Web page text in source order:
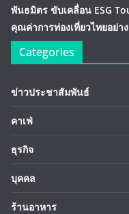
พันธมิตร ขับเคลื่อน ESG
คุณค่าการท่องเที่ยวไทยอย่า
Categories
ข่าวประชาสัมพันธ์
คาเฟ่
ธุรกิจ
บุคคล
ร้านอาหาร